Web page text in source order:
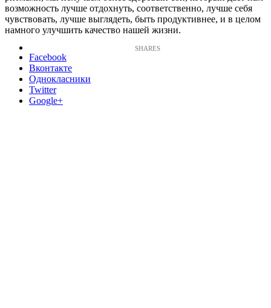
возможность лучше отдохнуть, соответственно, лучше себя
чувствовать, лучше выглядеть, быть продуктивнее, и в целом
намного улучшить качество нашей жизни.
Facebook
Вконтакте
Однокласники
Twitter
Google+